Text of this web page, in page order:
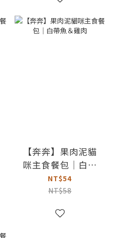
【奔奔】果肉泥貓
咪主食餐包｜白帶
魚＆雞肉
NT$54
NT$58